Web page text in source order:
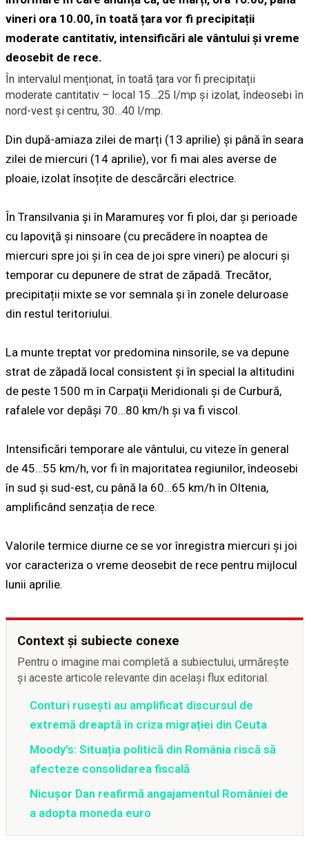
vineri ora 10.00, în toată țara vor fi precipitații
moderate cantitativ, intensificări ale vântului și vreme
deosebit de rece.
În intervalul menționat, în toată țara vor fi precipitații
moderate cantitativ – local 15…25 l/mp și izolat, îndeosebi în
nord-vest și centru, 30…40 l/mp.
Din după-amiaza zilei de marți (13 aprilie) și până în seara
zilei de miercuri (14 aprilie), vor fi mai ales averse de
ploaie, izolat însoțite de descărcări electrice.
În Transilvania şi în Maramureş vor fi ploi, dar şi perioade
cu lapoviţă și ninsoare (cu precădere în noaptea de
miercuri spre joi și în cea de joi spre vineri) pe alocuri și
temporar cu depunere de strat de zăpadă. Trecător,
precipitații mixte se vor semnala și în zonele deluroase
din restul teritoriului.
La munte treptat vor predomina ninsorile, se va depune
strat de zăpadă local consistent și în special la altitudini
de peste 1500 m în Carpaţii Meridionali şi de Curbură,
rafalele vor depăși 70…80 km/h și va fi viscol.
Intensificări temporare ale vântului, cu viteze în general
de 45…55 km/h, vor fi în majoritatea regiunilor, îndeosebi
în sud și sud-est, cu până la 60…65 km/h în Oltenia,
amplificând senzația de rece.
Valorile termice diurne ce se vor înregistra miercuri și joi
vor caracteriza o vreme deosebit de rece pentru mijlocul
lunii aprilie.
Context și subiecte conexe
Pentru o imagine mai completă a subiectului, urmărește
și aceste articole relevante din același flux editorial.
Conturi rusești au amplificat discursul de
extremă dreaptă în criza migrației din Ceuta
Moody’s: Situația politică din România riscă să
afecteze consolidarea fiscală
Nicușor Dan reafirmă angajamentul României de
a adopta moneda euro